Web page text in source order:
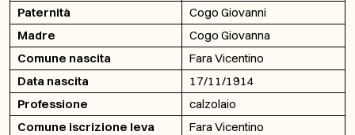
Paternità
Cogo Giovanni
Madre
Cogo Giovanna
Comune nascita
Fara Vicentino
Data nascita
17/11/1914
Professione
calzolaio
Comune iscrizione leva
Fara Vicentino